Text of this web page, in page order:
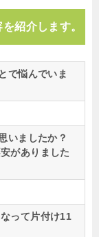
紹介します。
で悩んでいま
いましたか？
がありました
って片付け11